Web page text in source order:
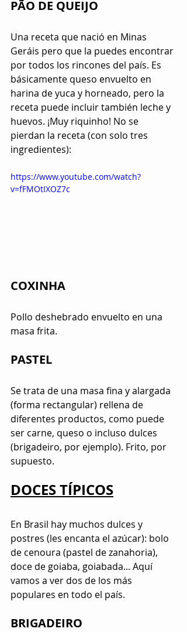
PÃO DE QUEIJO
Una receta que nació en Minas
Geráis pero que la puedes encontrar
por todos los rincones del país. Es
básicamente queso envuelto en
harina de yuca y horneado, pero la
receta puede incluir también leche y
huevos. ¡Muy riquinho! No se
pierdan la receta (con solo tres
ingredientes):
https://www.youtube.com/watch?
v=fFMOtIXOZ7c
COXINHA
Pollo deshebrado envuelto en una
masa frita.
PASTEL
Se trata de una masa fina y alargada
(forma rectangular) rellena de
diferentes productos, como puede
ser carne, queso o incluso dulces
(brigadeiro, por ejemplo). Frito, por
supuesto.
DOCES TÍPICOS
En Brasil hay muchos dulces y
postres (les encanta el azúcar): bolo
de cenoura (pastel de zanahoria),
doce de goiaba, goiabada... Aquí
vamos a ver dos de los más
populares en todo el país.
BRIGADEIRO